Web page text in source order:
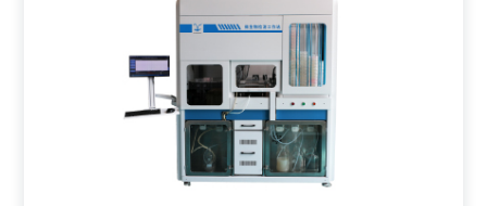
全自动QuEChERS实验仪
适用于植物源性食品、药材、烟草及进出口农产品、茶
叶、药材等农药残留检测及其它采用